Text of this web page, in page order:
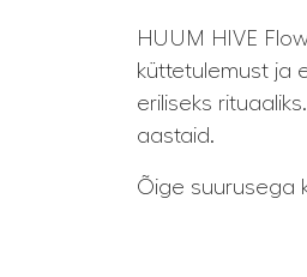
HUUM HIVE
küttetulemust ja
eriliseks
aastaid.
Õige suurusega